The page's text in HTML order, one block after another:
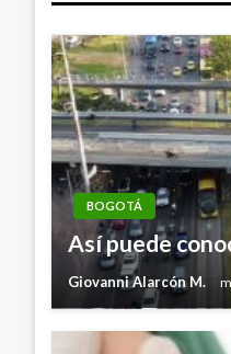
BOGOTÁ
Así puede
Giovanni Alarcón M.